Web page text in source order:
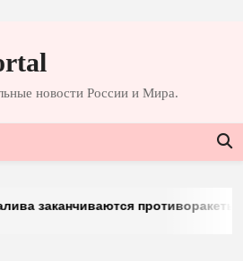
новости России и Мира.
заканчиваются противоракеты